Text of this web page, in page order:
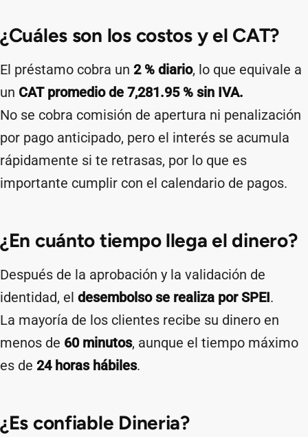
¿Cuáles son los costos y el CAT?
El préstamo cobra un 2 % diario, lo que equivale a
un CAT promedio de 7,281.95 % sin IVA.
No se cobra comisión de apertura ni penalización
por pago anticipado, pero el interés se acumula
rápidamente si te retrasas, por lo que es
importante cumplir con el calendario de pagos.
¿En cuánto tiempo llega el dinero?
Después de la aprobación y la validación de
identidad, el desembolso se realiza por SPEI.
La mayoría de los clientes recibe su dinero en
menos de 60 minutos, aunque el tiempo máximo
es de 24 horas hábiles.
¿Es confiable Dineria?